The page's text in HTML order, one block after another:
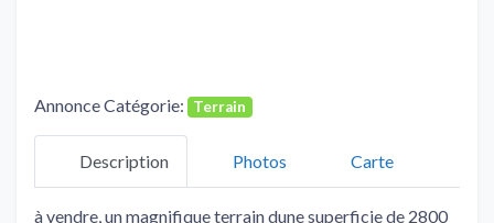
Annonce Catégorie: Terrain
Description Photos Carte
à vendre, un magnifique terrain dune superficie de 2800